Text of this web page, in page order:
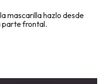
mascarilla hazlo desde
parte frontal.